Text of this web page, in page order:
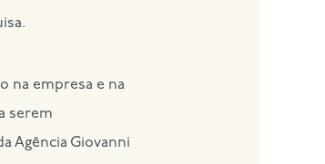
na empresa e na
serem
Agência Giovanni